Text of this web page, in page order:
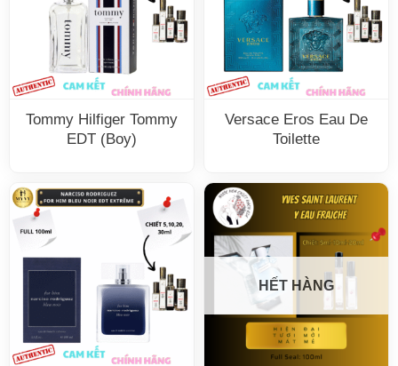
Tommy Hilfiger Tommy
EDT (Boy)
Versace Eros Eau De
Toilette
HẾT HÀNG